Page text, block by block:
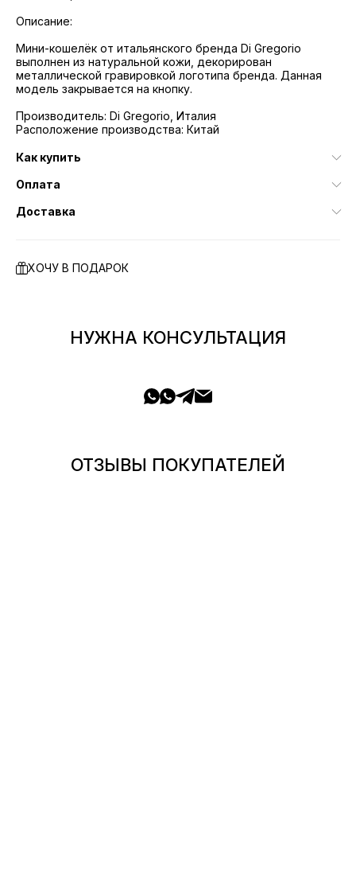
Описание:
Мини-кошелёк от итальянского бренда Di Gregorio
выполнен из натуральной кожи, декорирован
металлической гравировкой логотипа бренда. Данная
модель закрывается на кнопку.
Производитель: Di Gregorio, Италия
Расположение производства: Китай
Как купить
Оплата
Доставка
ХОЧУ В ПОДАРОК
НУЖНА КОНСУЛЬТАЦИЯ
ОТЗЫВЫ ПОКУПАТЕЛЕЙ